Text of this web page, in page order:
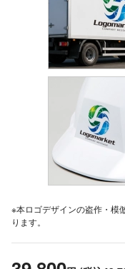
※本ロゴデザインの盗作・模
ります。